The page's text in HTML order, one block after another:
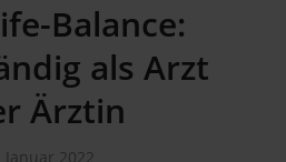
Balance:
als Arzt
Ärztin
Januar 2022